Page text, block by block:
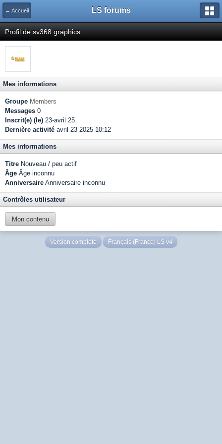
← Accueil LS forums
Profil de sv368 graphics
Mes informations
Groupe Members
Messages 0
Inscrit(e) (le) 23-avril 25
Dernière activité avril 23 2025 10:12
Mes informations
Titre Nouveau / peu actif
Âge Âge inconnu
Anniversaire Anniversaire inconnu
Contrôles utilisateur
Mon contenu
Version complète Français (France) LS v4